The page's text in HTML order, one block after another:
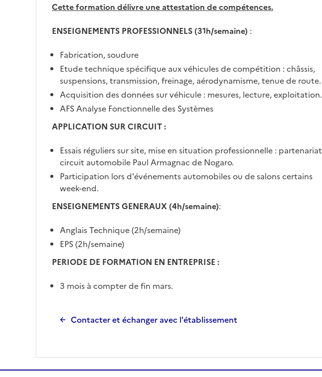
Cette formation délivre une attestation de compétences.
ENSEIGNEMENTS PROFESSIONNELS (31h/semaine) :
Fabrication, soudure
Etude technique spécifique aux véhicules de compétition : châssis,
suspensions, transmission, freinage, aérodynamisme, tenue de route.
Acquisition des données sur véhicule : mesures, lecture, exploitation.
AFS Analyse Fonctionnelle des Systèmes
APPLICATION SUR CIRCUIT :
Essais réguliers sur site, mise en situation professionnelle : partenariat
circuit automobile Paul Armagnac de Nogaro.
Participation lors d'événements automobiles ou de salons certains
week-end.
ENSEIGNEMENTS GENERAUX (4h/semaine):
Anglais Technique (2h/semaine)
EPS (2h/semaine)
PERIODE DE FORMATION EN ENTREPRISE :
3 mois à compter de fin mars.
Contacter et échanger avec l'établissement